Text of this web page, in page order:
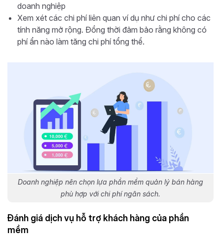
doanh nghiệp
Xem xét các chi phí liên quan ví dụ như chi phí cho các
tính năng mở rộng. Đồng thời đảm bảo rằng không có
phí ẩn nào làm tăng chi phí tổng thể.
Doanh nghiệp nên chọn lựa phần mềm quản lý bán hàng
phù hợp với chi phí ngân sách.
Đánh giá dịch vụ hỗ trợ khách hàng của phần
mềm